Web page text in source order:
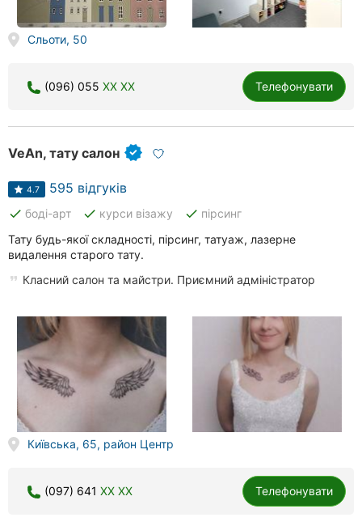
Сльоти, 50
(096) 055 XX XX Телефонувати
VeAn, тату cалон
4.7 595 відгуків
done боді-арт done курси візажу done пірсинг
Тату будь-якої складності, пірсинг, татуаж, лазерне
видалення старого тату.
Класний салон та майстри. Приємний адміністратор
Київська, 65, район Центр
(097) 641 XX XX Телефонувати